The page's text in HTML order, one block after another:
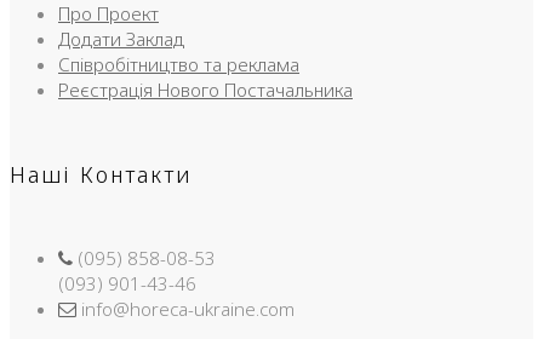
Про Проект
Додати Заклад
Співробітництво та реклама
Реєстрація Нового Постачальника
Наші Контакти
(095) 858-08-53
(093) 901-43-46
info@horeca-ukraine.com